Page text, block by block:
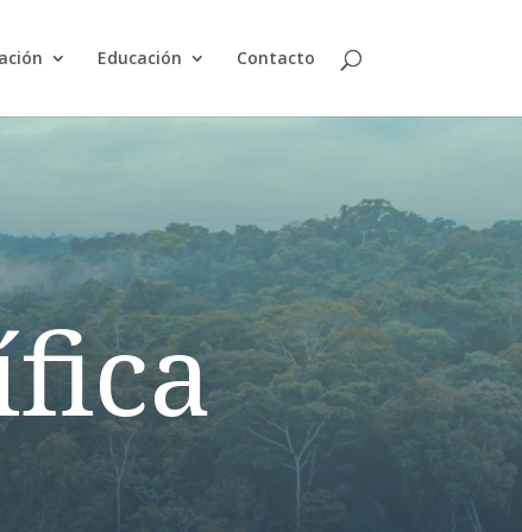
Educación Contacto